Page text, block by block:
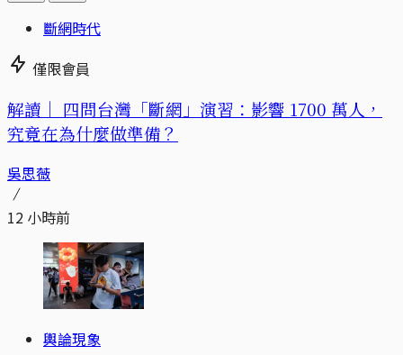
斷網時代
僅限會員
解讀｜ 四問台灣「斷網」演習：影響 1700 萬人，
究竟在為什麼做準備？
吳思薇
12 小時前
輿論現象